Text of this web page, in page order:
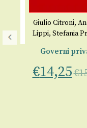
Giulio Citroni,
Lippi, Stefania
Governi
€14,25€